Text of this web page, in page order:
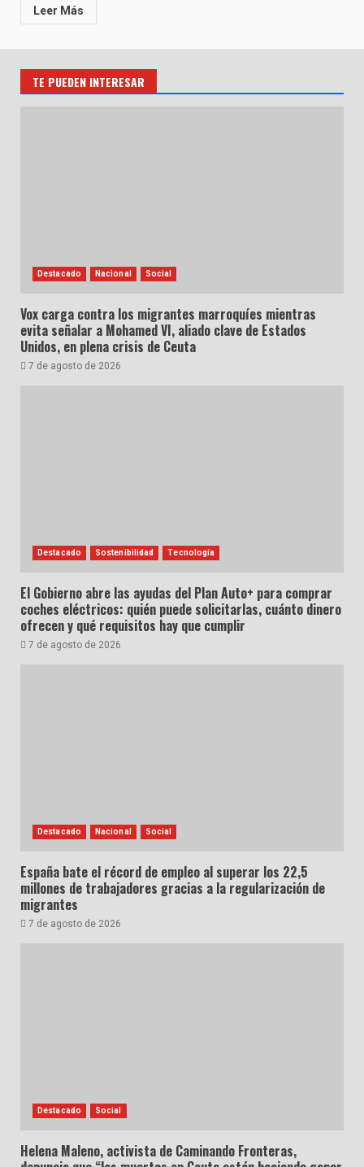
Leer Más
TE PUEDEN INTERESAR
Destacado Nacional Social
Vox carga contra los migrantes marroquíes mientras
evita señalar a Mohamed VI, aliado clave de Estados
Unidos, en plena crisis de Ceuta
7 de agosto de 2026
Destacado Sostenibilidad Tecnología
El Gobierno abre las ayudas del Plan Auto+ para comprar
coches eléctricos: quién puede solicitarlas, cuánto dinero
ofrecen y qué requisitos hay que cumplir
7 de agosto de 2026
Destacado Nacional Social
España bate el récord de empleo al superar los 22,5
millones de trabajadores gracias a la regularización de
migrantes
7 de agosto de 2026
Destacado Social
Helena Maleno, activista de Caminando Fronteras,